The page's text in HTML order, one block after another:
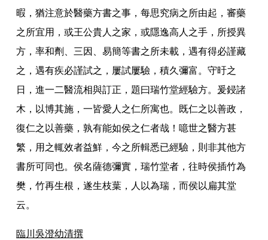
暇 ，猶注意於醫藥方書之事 ，每思究病之所由起 ，審藥
之所宜用 ，或王公貴人之家 ，或隱逸高人之手 ， 所授異
方 ，率和劑 三因 、易簡等書之所未載 ，遇有得必謹藏
之 ，遇有疾必謹試之 ， 屢試屢驗 ，積久彌富 。守旴之
日
，進一二醫流相與訂正 ， 題曰瑞竹堂經驗方。 爰鋟諸
木 ， 以博其施 ，一皆愛人之仁所寓也。 既仁之以善政 ，
復仁之以善藥 ，孰有能如侯之仁者哉 ！ 噫世之醫方甚
繁 ， 用之輒效者益鮮 ，今之所輯悉已經驗 ， 則非其他方
書所可同也。侯名薩德彌實 ，瑞竹堂者 ，往時侯插竹為
樊 ，竹再生根 ，遂生枝葉 ， 人以為瑞 ，而侯以扁其堂
云。
臨川吳澄幼清撰